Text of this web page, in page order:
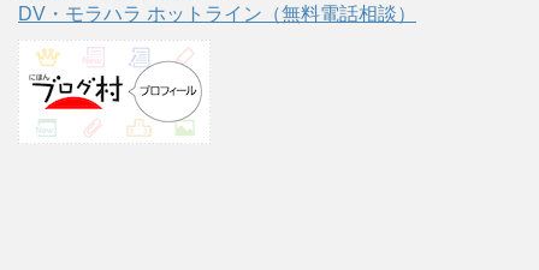
DV・モラハラ ホットライン（無料電話相談）